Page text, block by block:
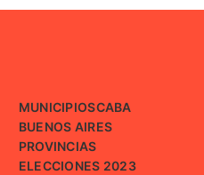
MUNICIPIOSCABA
BUENOS AIRES
PROVINCIAS
ELECCIONES 2023